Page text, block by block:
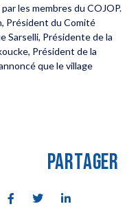
les membres du COJOP.
Président du Comité
Sarselli, Présidente de la
Président de la
que le village
PARTAGER